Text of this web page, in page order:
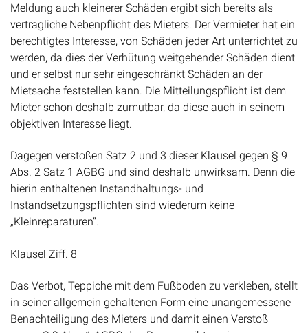
Meldung auch kleinerer Schäden ergibt sich bereits als
vertragliche Nebenpflicht des Mieters. Der Vermieter hat ein
berechtigtes Interesse, von Schäden jeder Art unterrichtet zu
werden, da dies der Verhütung weitgehender Schäden dient
und er selbst nur sehr eingeschränkt Schäden an der
Mietsache feststellen kann. Die Mitteilungspflicht ist dem
Mieter schon deshalb zumutbar, da diese auch in seinem
objektiven Interesse liegt.
Dagegen verstoßen Satz 2 und 3 dieser Klausel gegen § 9
Abs. 2 Satz 1 AGBG und sind deshalb unwirksam. Denn die
hierin enthaltenen Instandhaltungs- und
Instandsetzungspflichten sind wiederum keine
„Kleinreparaturen“.
Klausel Ziff. 8
Das Verbot, Teppiche mit dem Fußboden zu verkleben, stellt
in seiner allgemein gehaltenen Form eine unangemessene
Benachteiligung des Mieters und damit einen Verstoß